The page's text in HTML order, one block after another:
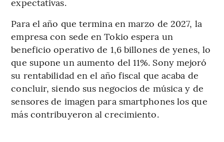
Para el año que termina en marzo de 2027, la
empresa con sede en Tokio espera un
beneficio operativo de 1,6 billones de yenes, lo
que supone un aumento del 11%. Sony mejoró
su rentabilidad en el año fiscal que acaba de
concluir, siendo sus negocios de música y de
sensores de imagen para smartphones los que
más contribuyeron al crecimiento.